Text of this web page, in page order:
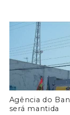
Agência do
será mantida